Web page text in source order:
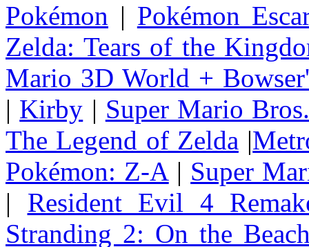
Pokémon | Pokémon
Zelda: Tears of the
Mario 3D World +
| Kirby | Super Mario
The Legend of Zelda |
Pokémon: Z-A | Super
| Resident Evil 4
Stranding 2: On the